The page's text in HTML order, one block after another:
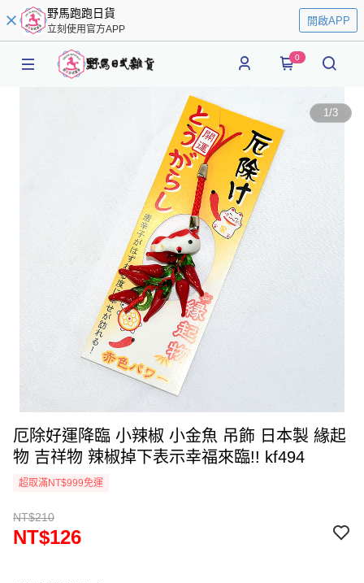
野馬跑跑日貨
立刻使用官方APP
開啟APP
0
1/3
厄除好運降臨 小辣椒 小金魚 吊飾 日本製 緣起
物 吉祥物 辣椒掉下表示幸福來臨!! kf494
超取滿NT$999免運
NT$210
NT$126